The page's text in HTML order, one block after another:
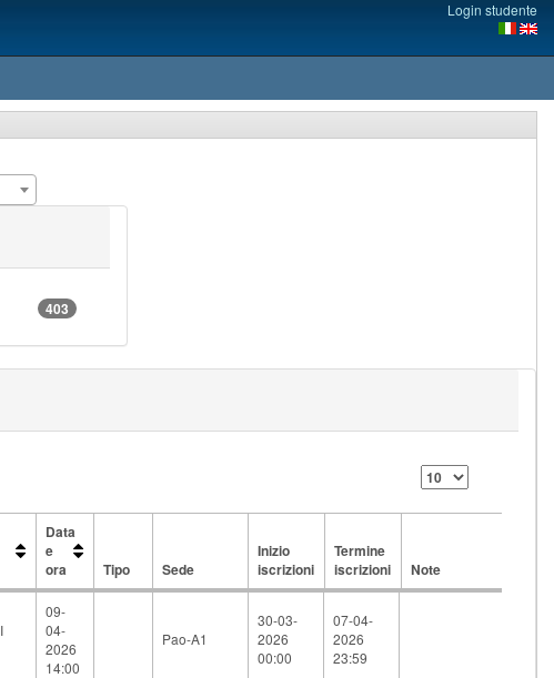
Login studente
403
Data
e
ora
Tipo Sede
Inizio
iscrizioni
Termine
iscrizioni
Note
e
ora
iscrizioni
iscrizioni
09-
04-
2026
14:00
Pao-A1
30-03-
2026
00:00
07-04-
2026
23:59